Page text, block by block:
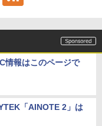
情報はこのページで
「AINOTE 2」は